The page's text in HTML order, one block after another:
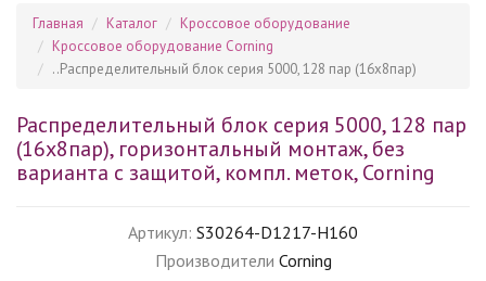
Главная Каталог
Кроссовое оборудование
Кроссовое оборудование Corning
..Распределительный блок серия 5000, 128 пар (16х8пар)
Распределительный блок серия 5000, 128 пар
(16х8пар), горизонтальный монтаж, без
варианта с защитой, компл. меток, Corning
Артикул: S30264-D1217-H160
Производители Corning